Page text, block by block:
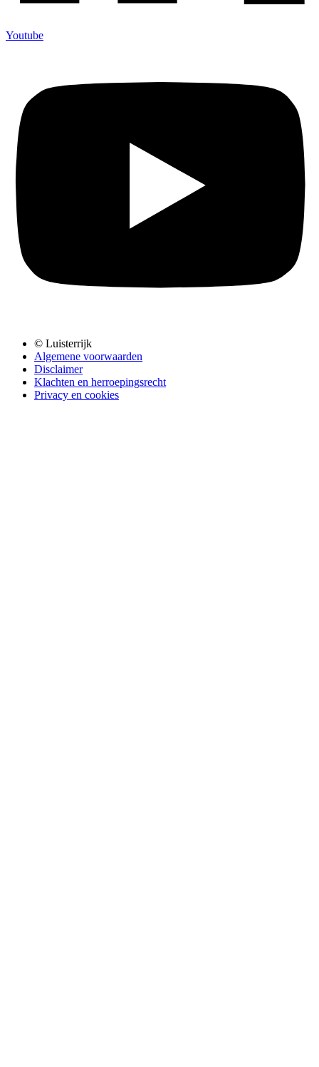
Youtube
© Luisterrijk
Algemene voorwaarden
Disclaimer
Klachten en herroepingsrecht
Privacy en cookies